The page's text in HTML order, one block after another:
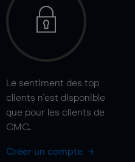
Le sentiment des top
clients n'est disponible
que pour les clients de
CMC.
Créer un compte